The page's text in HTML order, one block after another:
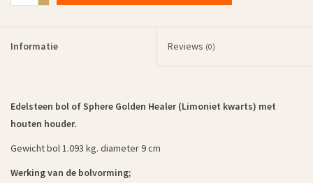
Informatie Reviews (0)
Edelsteen bol of Sphere Golden Healer (Limoniet kwarts) met
houten houder.
Gewicht bol 1.093 kg. diameter 9 cm
Werking van de bolvorming;